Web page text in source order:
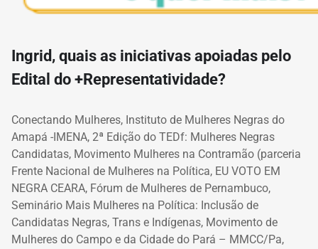
Ingrid, quais as iniciativas apoiadas pelo
Edital do +Representatividade?
Conectando Mulheres, Instituto de Mulheres Negras do
Amapá -IMENA, 2ª Edição do TEDf: Mulheres Negras
Candidatas, Movimento Mulheres na Contramão (parceria
Frente Nacional de Mulheres na Política, EU VOTO EM
NEGRA CEARA, Fórum de Mulheres de Pernambuco,
Seminário Mais Mulheres na Política: Inclusão de
Candidatas Negras, Trans e Indígenas, Movimento de
Mulheres do Campo e da Cidade do Pará – MMCC/Pa,